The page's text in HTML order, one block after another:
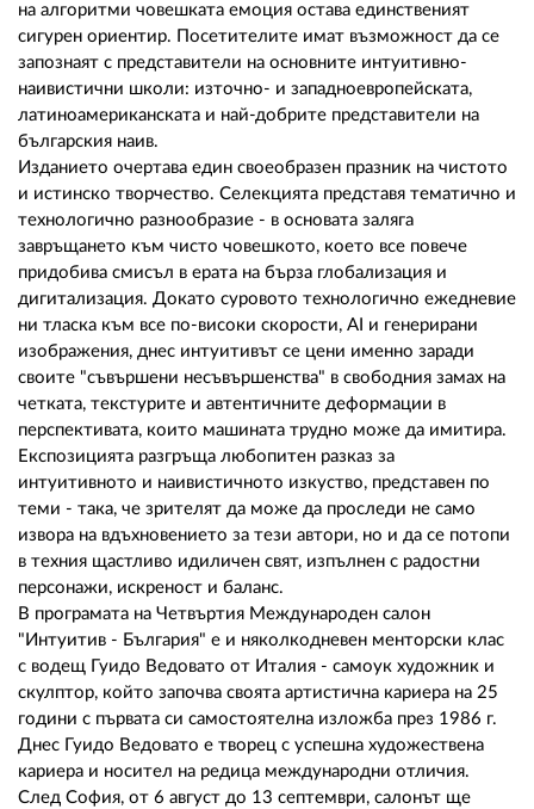
на алгоритми човешката емоция остава единственият
сигурен ориентир. Посетителите имат възможност да се
запознаят с представители на основните интуитивно-
наивистични школи: източно- и западноевропейската,
латиноамериканската и най-добрите представители на
българския наив.
Изданието очертава един своеобразен празник на чистото
и истинско творчество. Селекцията представя тематично и
технологично разнообразие - в основата заляга
завръщането към чисто човешкото, което все повече
придобива смисъл в ерата на бърза глобализация и
дигитализация. Докато суровото технологично ежедневие
ни тласка към все по-високи скорости, AI и генерирани
изображения, днес интуитивът се цени именно заради
своите "съвършени несъвършенства" в свободния замах на
четката, текстурите и автентичните деформации в
перспективата, които машината трудно може да имитира.
Експозицията разгръща любопитен разказ за
интуитивното и наивистичното изкуство, представен по
теми - така, че зрителят да може да проследи не само
извора на вдъхновението за тези автори, но и да се потопи
в техния щастливо идиличен свят, изпълнен с радостни
персонажи, искреност и баланс.
В програмата на Четвъртия Международен салон
"Интуитив - България" е и няколкодневен менторски клас
с водещ Гуидо Ведовато от Италия - самоук художник и
скулптор, който започва своята артистична кариера на 25
години с първата си самостоятелна изложба през 1986 г.
Днес Гуидо Ведовато е творец с успешна художествена
кариера и носител на редица международни отличия.
След София, от 6 август до 13 септември, салонът ще